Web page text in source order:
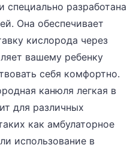
специально разработана
Она обеспечивает
кислорода через
вашему ребенку
себя комфортно.
канюля легкая в
для различных
как амбулаторное
использование в